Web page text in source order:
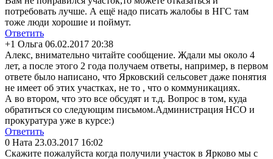
потребовать лучше. А ещё надо писать жалобы в НГС там
тоже люди хорошие и поймут.
Ответить
+1 Ольга 06.02.2017 20:38
Алекс, внимательно читайте сообщение. Ждали мы около 4
лет, а после этого 2 года получаем ответы, например, в первом
ответе было написано, что Ярковский сельсовет даже понятия
не имеет об этих участках, не то , что о коммуникациях.
А во втором, что это все обсудят и т.д. Вопрос в том, куда
обратиться со следующим письмом.Администрация НСО и
прокуратура уже в курсе:)
Ответить
0 Ната 23.03.2017 16:02
Скажите пожалуйста когда получили участок в Ярково мы с